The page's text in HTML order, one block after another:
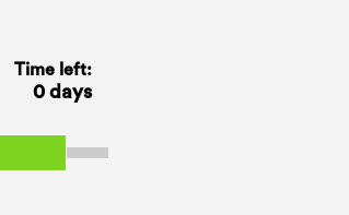
Time left:
0 days